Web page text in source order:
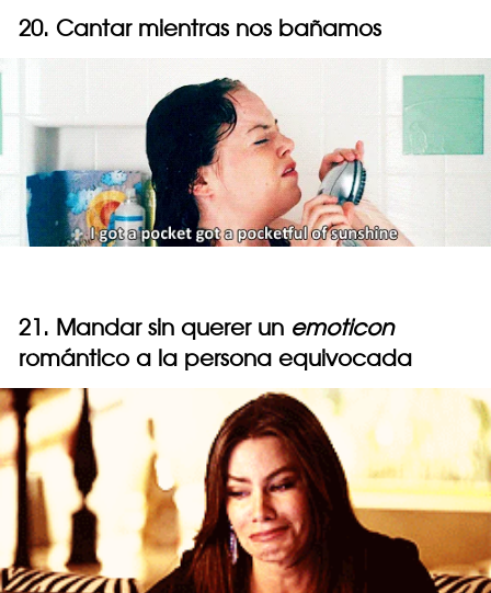
20. Cantar mientras nos bañamos
21. Mandar sin querer un emoticon
romántico a la persona equivocada